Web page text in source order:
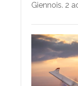
Giennois. 2